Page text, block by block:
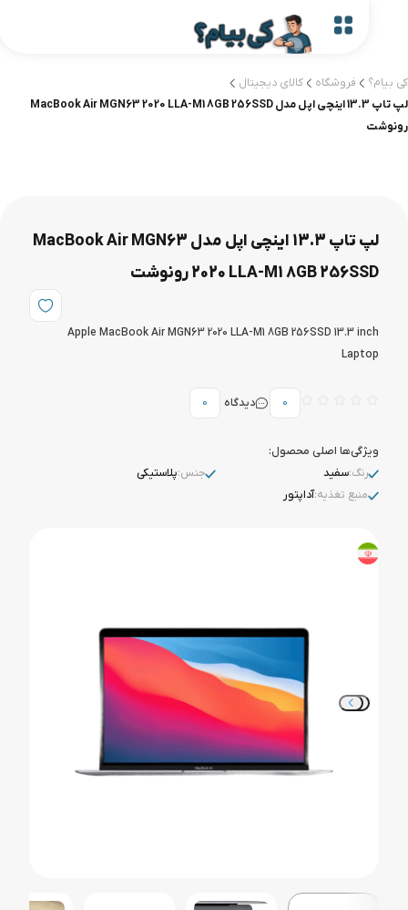
فروشگاه
کالای دیجیتال
لپ تاپ 13.3 اینچی اپل مدل MacBook Air MGN63 2020 LLA-M1 8GB 256SSD
لپ تاپ 13.3 اینچی اپل مدل MacBook Air MGN63
2020 LLA-M1 8GB 256SSD رونوشت
Apple MacBook Air MGN63 2020 LLA-M1 8GB 256SSD 13.3 inch
Laptop
دیدگاه 0
ویژگی‌ها اصلی محصول:
رنگ:سفید جنس:پلاستیکی
منبع تغذیه:آداپتور